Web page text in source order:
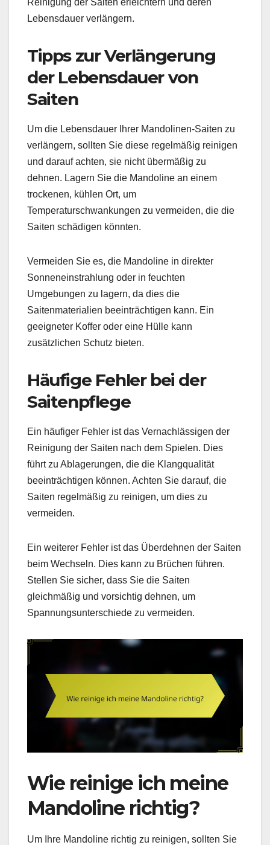
Reinigung der Saiten erleichtern und deren
Lebensdauer verlängern.
Tipps zur Verlängerung
der Lebensdauer von
Saiten
Um die Lebensdauer Ihrer Mandolinen-Saiten zu
verlängern, sollten Sie diese regelmäßig reinigen
und darauf achten, sie nicht übermäßig zu
dehnen. Lagern Sie die Mandoline an einem
trockenen, kühlen Ort, um
Temperaturschwankungen zu vermeiden, die die
Saiten schädigen könnten.
Vermeiden Sie es, die Mandoline in direkter
Sonneneinstrahlung oder in feuchten
Umgebungen zu lagern, da dies die
Saitenmaterialien beeinträchtigen kann. Ein
geeigneter Koffer oder eine Hülle kann
zusätzlichen Schutz bieten.
Häufige Fehler bei der
Saitenpflege
Ein häufiger Fehler ist das Vernachlässigen der
Reinigung der Saiten nach dem Spielen. Dies
führt zu Ablagerungen, die die Klangqualität
beeinträchtigen können. Achten Sie darauf, die
Saiten regelmäßig zu reinigen, um dies zu
vermeiden.
Ein weiterer Fehler ist das Überdehnen der Saiten
beim Wechseln. Dies kann zu Brüchen führen.
Stellen Sie sicher, dass Sie die Saiten
gleichmäßig und vorsichtig dehnen, um
Spannungsunterschiede zu vermeiden.
Wie reinige ich meine
Mandoline richtig?
Um Ihre Mandoline richtig zu reinigen, sollten Sie